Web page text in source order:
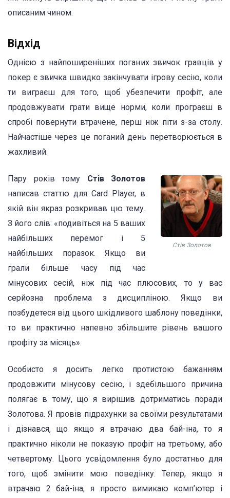
описаним чином.
Відхід
Однією з найпоширеніших поганих звичок гравців у
покер є звичка швидко закінчувати ігрову сесію, коли
ти виграєш для того, щоб убезпечити профіт, але
продовжувати грати вище норми, коли програєш в
спробі повернути втрачене, перш ніж піти з-за столу.
Найчастіше через це поганий день перетворюється в
жахливий.
Стів Золотов
Пару років тому Стів Золотов
написав статтю для Card Player, в
якій він якраз розкривав цю тему.
З його слів: «подивіться на 5 ваших
найбільших перемог і 5
найбільших поразок. Якщо ви
грали більше часу під час
мінусових сесій, ніж під час плюсових, то у вас
серйозна проблема з дисципліною. Якщо ви
позбудетеся від цього шкідливого шаблону поведінки,
то ви практично напевно збільшите рівень вашого
профіту за місяць».
Особисто я досить легко протистою бажанням
продовжити мінусову сесію, і здебільшого причина
полягає в тому, що я вирішив дотриматись поради
Золотова. Я провів підрахунки за своїми результатами
і дізнався, що якщо я втрачаю два бай-іна, то я
практично ніколи не показую профіт на третьому, або
четвертому. Цього усвідомлення було достатньо для
того, щоб змінити мою поведінку. Тепер, якщо я
втрачаю 2 бай-іна, я просто вимикаю комп’ютер і